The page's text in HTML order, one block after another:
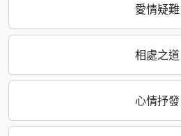
愛情疑難
相處之道
心情抒發